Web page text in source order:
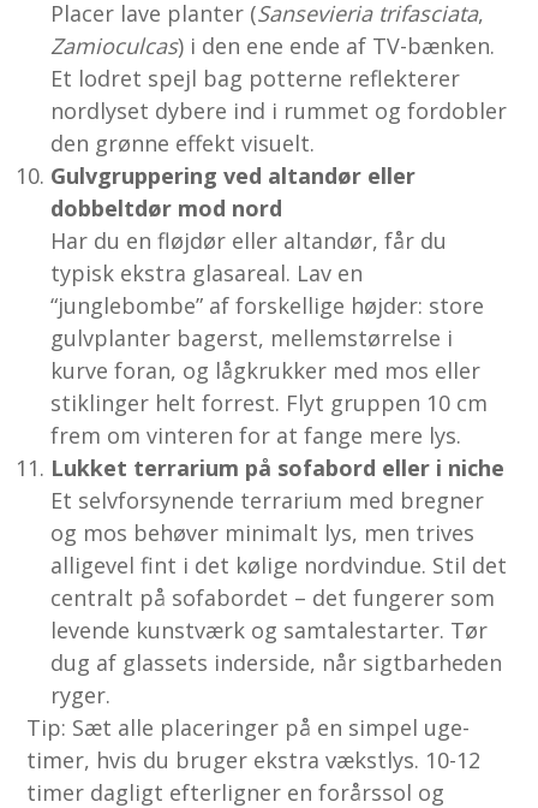
Placer lave planter (Sansevieria trifasciata,
Zamioculcas) i den ene ende af TV-bænken.
Et lodret spejl bag potterne reflekterer
nordlyset dybere ind i rummet og fordobler
den grønne effekt visuelt.
Gulvgruppering ved altandør eller
dobbeltdør mod nord
Har du en fløjdør eller altandør, får du
typisk ekstra glasareal. Lav en
“junglebombe” af forskellige højder: store
gulvplanter bagerst, mellemstørrelse i
kurve foran, og lågkrukker med mos eller
stiklinger helt forrest. Flyt gruppen 10 cm
frem om vinteren for at fange mere lys.
Lukket terrarium på sofabord eller i niche
Et selvforsynende terrarium med bregner
og mos behøver minimalt lys, men trives
alligevel fint i det kølige nordvindue. Stil det
centralt på sofabordet – det fungerer som
levende kunstværk og samtalestarter. Tør
dug af glassets inderside, når sigtbarheden
ryger.
Tip: Sæt alle placeringer på en simpel uge-
timer, hvis du bruger ekstra vækstlys. 10-12
timer dagligt efterligner en forårssol og